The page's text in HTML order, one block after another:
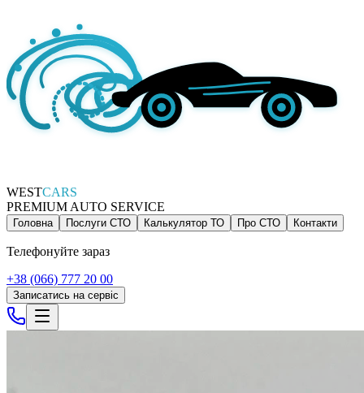
WESTCARS
PREMIUM AUTO SERVICE
Головна Послуги СТО Калькулятор ТО Про СТО Контакти
Телефонуйте зараз
+38 (066) 777 20 00
Записатись на сервіс